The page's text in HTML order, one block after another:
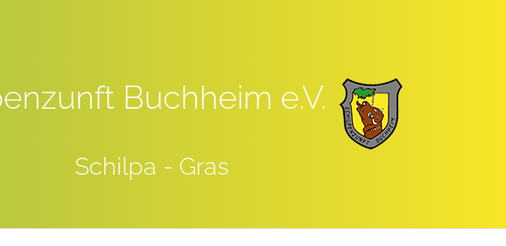
Buchheim e.V.
Schilpa - Gras